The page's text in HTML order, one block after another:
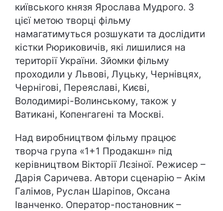
київського князя Ярослава Мудрого. З
цієї метою творці фільму
намагатимуться розшукати та дослідити
кістки Рюриковичів, які лишилися на
території України. Зйомки фільму
проходили у Львові, Луцьку, Чернівцях,
Чернігові, Переяславі, Києві,
Володимирі-Волинському, також у
Ватикані, Копенгагені та Москві.
Над виробництвом фільму працює
творча група «1+1 Продакшн» під
керівництвом Вікторії Лєзіної. Режисер –
Дарія Саричева. Автори сценарію – Акім
Галімов, Руслан Шаріпов, Оксана
Іванченко. Оператор-постановник –